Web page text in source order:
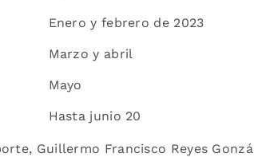
Enero y febrero de 2023
Marzo y abril
Mayo
Hasta junio 20
Guillermo Francisco Reyes